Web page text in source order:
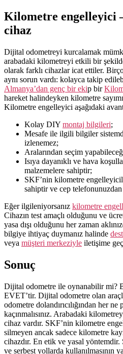
Kilometre engelleyici
cihaz
Dijital odometreyi kurcalamak
arabadaki kilometreyi etkili bir
olarak farklı cihazlar icat ettiler.
aynı sorun vardı: kolayca takip
Almanya’dan genç bir ekip bir
hareket halindeyken kilometre
Kilometre engelleyici aşağıdaki
Kolay DIY montaj bilgileri;
Mesafe ile ilgili bilgiler
izlenemez;
Aralarından seçim
Isıya dayanıklı ve hava
malzemelere sahiptir;
SKF’nin kilometre
sahiptir ve cep
Eğer ilgileniyorsanız kilometre
Cihazın test amaçlı olduğunu ve
yasa dışı olduğunu her zaman
bilgiye ihtiyaç duymanız halinde
veya müşteri merkeziyle iletişime
Sonuç
Dijital odometre ile oynanabilir mi?
EVET’tir. Dijital odometre olan
odometre dolandırıcılığından her ne
kaçınmalısınız. Arabadaki
cihaz vardır. SKF’nin kilometre
silmeyen ancak sadece kilometre
cihazdır. En etik ve yasal yöntemdir.
ve serbest yollarda kullanılmasının